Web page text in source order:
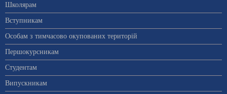
Школярам
Вступникам
Особам з тимчасово окупованих територій
Першокурсникам
Студентам
Випускникам